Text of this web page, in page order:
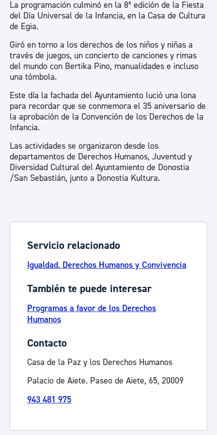
La programación culminó en la 8ª edición de la Fiesta
del Día Universal de la Infancia, en la Casa de Cultura
de Egia.
Giró en torno a los derechos de los niños y niñas a
través de juegos, un concierto de canciones y rimas
del mundo con Bertika Pino, manualidades e incluso
una tómbola.
Este día la fachada del Ayuntamiento lució una lona
para recordar que se conmemora el 35 aniversario de
la aprobación de la Convención de los Derechos de la
Infancia.
Las actividades se organizaron desde los
departamentos de Derechos Humanos, Juventud y
Diversidad Cultural del Ayuntamiento de Donostia
/San Sebastián, junto a Donostia Kultura.
Servicio relacionado
Igualdad, Derechos Humanos y Convivencia
También te puede interesar
Programas a favor de los Derechos
Humanos
Contacto
Casa de la Paz y los Derechos Humanos
Palacio de Aiete. Paseo de Aiete, 65, 20009
943 481 975